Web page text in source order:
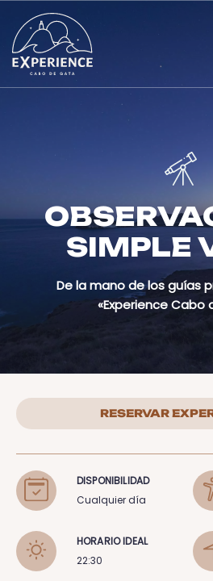
SIMPLE
De la mano de los guías
«Experience Cabo
RESERVAR
DISPONIBILIDAD
Cualquier día
HORARIO IDEAL
22:30